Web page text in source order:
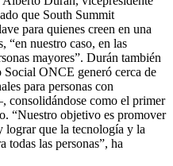
que South Summit
para quienes creen en una
“en nuestro caso, en las
mayores”. Durán también
ONCE generó cerca de
para personas con
como el primer
“Nuestro objetivo es promover
lograr que la tecnología y la
todas las personas”, ha